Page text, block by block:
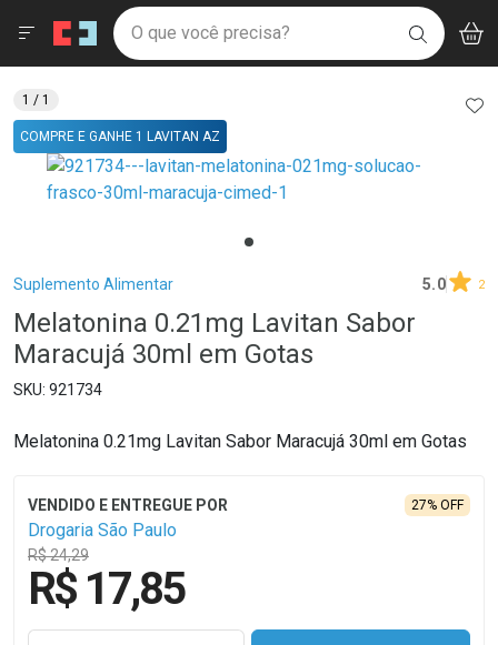
Drogaria São Paulo
Ir direto para a home
pela página
Ir direto para o conteúdo
Ir direto para a busca
Ir direto para a conta
Ir direto para a ajuda
Ir direto para a notificações
Ir direto para o carrinho
Ir direto para o menu
Faça a sua busca
O que você precisa? BUSCAR
Menu
Breadcrumb
Suplemento Alimentar 5.0 2
Melatonina 0.21mg Lavitan Sabor
Maracujá 30ml em Gotas
921734
Melatonina 0.21mg Lavitan Sabor Maracujá 30ml em Gotas
Drogaria São Paulo
R$ 24,29
27% OFF
R$ 17,85
COMPRE E GANHE 1 LAVITAN AZ
1 / 1